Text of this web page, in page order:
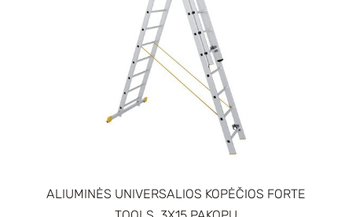
ALIUMINĖS UNIVERSALIOS KOPĖČIOS FORTE